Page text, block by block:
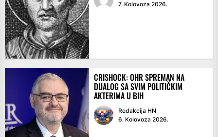
7. Kolovoza 2026.
CRISHOCK: OHR SPREMAN NA
DIJALOG SA SVIM POLITIČKIM
AKTERIMA U BIH
Redakcija HN
6. Kolovoza 2026.